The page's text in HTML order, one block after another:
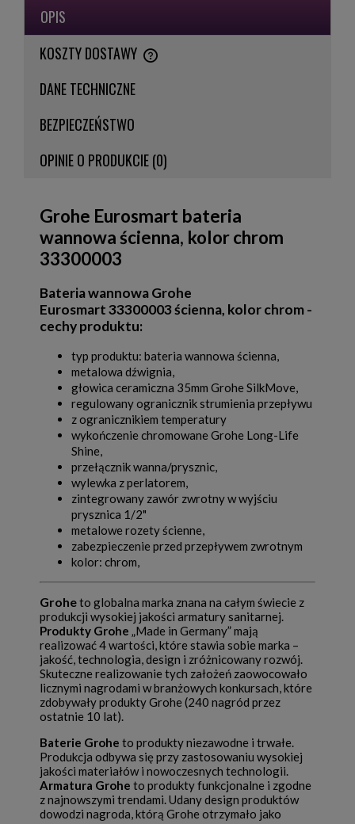
OPIS
KOSZTY DOSTAWY
CENA NIE ZAWIERA EWENTUALNYCH KOSZTÓW PŁATNOŚCI
DANE TECHNICZNE
BEZPIECZEŃSTWO
OPINIE O PRODUKCIE (0)
Grohe Eurosmart bateria
wannowa ścienna, kolor chrom
33300003
Bateria wannowa Grohe
Eurosmart 33300003 ścienna, kolor chrom -
cechy produktu:
typ produktu: bateria wannowa ścienna,
metalowa dźwignia,
głowica ceramiczna 35mm Grohe SilkMove,
regulowany ogranicznik strumienia przepływu
z ogranicznikiem temperatury
wykończenie chromowane Grohe Long-Life
Shine,
przełącznik wanna/prysznic,
wylewka z perlatorem,
zintegrowany zawór zwrotny w wyjściu
prysznica 1/2"
metalowe rozety ścienne,
zabezpieczenie przed przepływem zwrotnym
kolor: chrom,
Groheto globalna marka znana na całym świecie z
produkcji wysokiej jakości armatury sanitarnej.
Produkty Grohe „Made in Germany” mają
realizować 4 wartości, które stawia sobie marka –
jakość, technologia, design i zróżnicowany rozwój.
Skuteczne realizowanie tych założeń zaowocowało
licznymi nagrodami w branżowych konkursach, które
zdobywały produkty Grohe (240 nagród przez
ostatnie 10 lat).
Baterie Grohe to produkty niezawodne i trwałe.
Produkcja odbywa się przy zastosowaniu wysokiej
jakości materiałów i nowoczesnych technologii.
Armatura Grohe to produkty funkcjonalne i zgodne
z najnowszymi trendami. Udany design produktów
dowodzi nagroda, którą Grohe otrzymało jako